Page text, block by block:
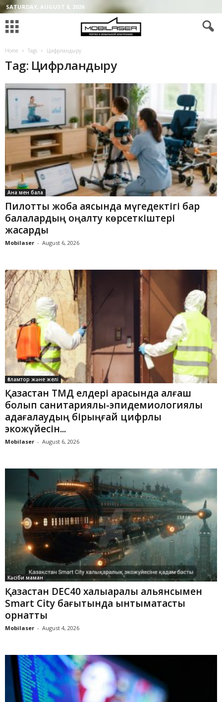
SATURDAY, AUGUST 8, 2026
Home Tags Цифрландыру
Tag: Цифрландыру
Ана мен бала
Пилоттық жоба аясында мүгедектігі бар
балалардың оңалту көрсеткіштері
жақсарды
Mobilaser - August 6, 2026
Ғаламтор және желі
Қазақстан ТМД елдері арасында алғаш
болып санитариялық-эпидемиологиялық
қадағалаудың бірыңғай цифрлық
экожүйесін...
Mobilaser - August 6, 2026
Кәсіби маман
Қазақстан DEC40 халықаралық альянсымен
Smart City бағытында ынтымақтастық
орнатты
Mobilaser - August 4, 2026